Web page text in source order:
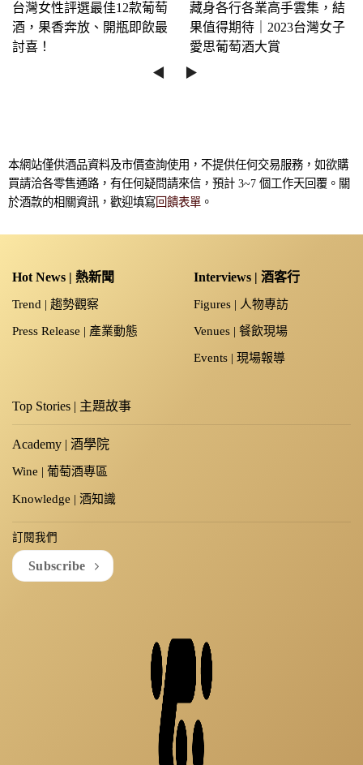
台灣女性評選最佳12款葡萄
酒，果香奔放、開瓶即飲最
討喜！
藏身各行各業高手雲集，結
果值得期待｜2023台灣女子
愛思葡萄酒大賞
◀︎
▶︎
本網站僅供酒品資料及市價查詢使用，不提供任何交易服務，如欲購
買請洽各零售通路，有任何疑問請來信，預計 3~7 個工作天回覆。關
於酒款的相關資訊，歡迎填寫 回饋表單 。
Hot News | 熱新聞
Trend | 趨勢觀察
Press Release | 產業動態
Interviews | 酒客行
Figures | 人物專訪
Venues | 餐飲現場
Events | 現場報導
Top Stories | 主題故事
Academy | 酒學院
Wine | 葡萄酒專區
Knowledge | 酒知識
訂閱我們
Subscribe